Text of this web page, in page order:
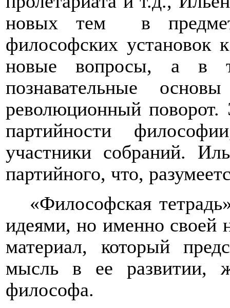
новых тем
в
философских установок
новые вопросы, а в
познавательные
революционный
партийности
участники собраний.
партийного, что,
«Философская
идеями, но именно своей
материал, который
мысль в ее развитии,
философа.